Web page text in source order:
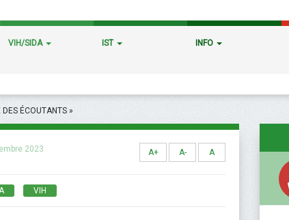
VIH/SIDA IST INFO
DES ÉCOUTANTS »
2023 A+ A- A
VIH